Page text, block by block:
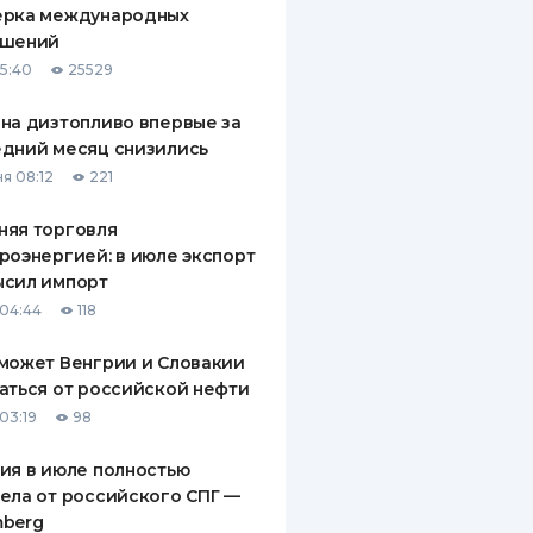
ПО
КОМПАНИИ
международных
25529
дизтопливо впервые за
месяц снизились
08:12 221
торговля
в июле экспорт
импорт
118
Венгрии и Словакии
от российской нефти
98
в июле полностью
от российского СПГ —